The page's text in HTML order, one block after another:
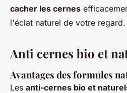
cacher les cernes
l'éclat naturel de votre regard.
Anti cernes bio et
Avantages des formules
Les anti-cernes bio et